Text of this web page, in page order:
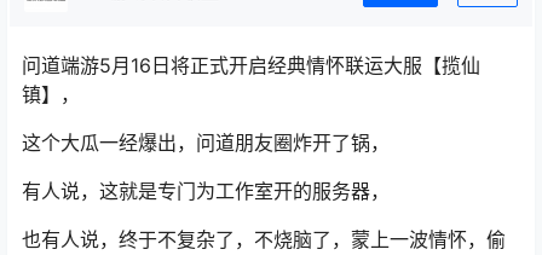
问道端游5月16日将正式开启经典情怀联运大服【揽仙
镇】，
这个大瓜一经爆出，问道朋友圈炸开了锅，
有人说，这就是专门为工作室开的服务器，
也有人说，终于不复杂了，不烧脑了，蒙上一波情怀，偷